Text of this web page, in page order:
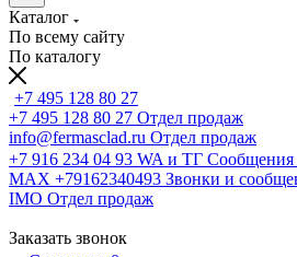
Каталог
По всему сайту
По каталогу
+7 495 128 80 27
+7 495 128 80 27 Отдел продаж
info@fermasclad.ru Отдел продаж
+7 916 234 04 93 WA и ТГ Сообщения
MAX +79162340493 Звонки и
IMO Отдел продаж
Заказать звонок